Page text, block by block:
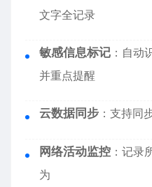
文字全记录
敏感信息标记 ：自动
并重点提醒
云数据同步 ：支持同
网络活动监控 ：记录
为